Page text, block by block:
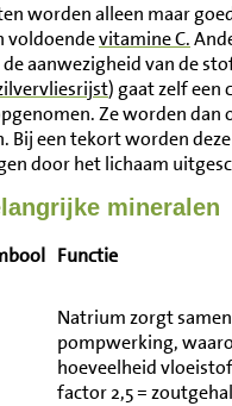
worden alleen maar
voldoendevitamine C.
aanwezigheid van de
) gaat zelf een
Ze worden dan
Bij een tekort worden
door het lichaam
mineralen
Functie
Natrium zorgt
pompwerking,
hoeveelheid
factor 2,5 =